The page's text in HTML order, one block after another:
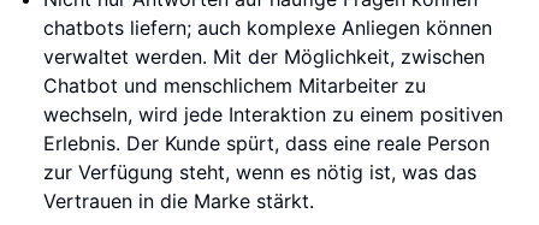
chatbots liefern; auch komplexe Anliegen können
verwaltet werden. Mit der Möglichkeit, zwischen
Chatbot und menschlichem Mitarbeiter zu
wechseln, wird jede Interaktion zu einem positiven
Erlebnis. Der Kunde spürt, dass eine reale Person
zur Verfügung steht, wenn es nötig ist, was das
Vertrauen in die Marke stärkt.